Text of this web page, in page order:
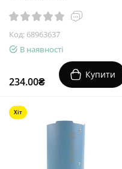
Код: 68963637
В наявності
234.00₴
Купити
Хіт